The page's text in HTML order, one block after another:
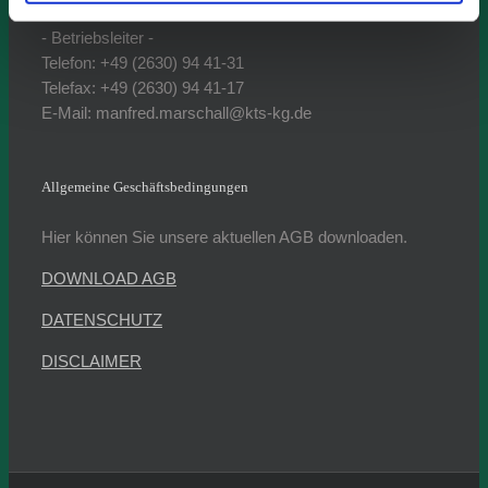
- Betriebsleiter -
Telefon: +49 (2630) 94 41-31
Telefax: +49 (2630) 94 41-17
E-Mail: manfred.marschall@kts-kg.de
Allgemeine Geschäftsbedingungen
Hier können Sie unsere aktuellen AGB downloaden.
DOWNLOAD AGB
DATENSCHUTZ
DISCLAIMER